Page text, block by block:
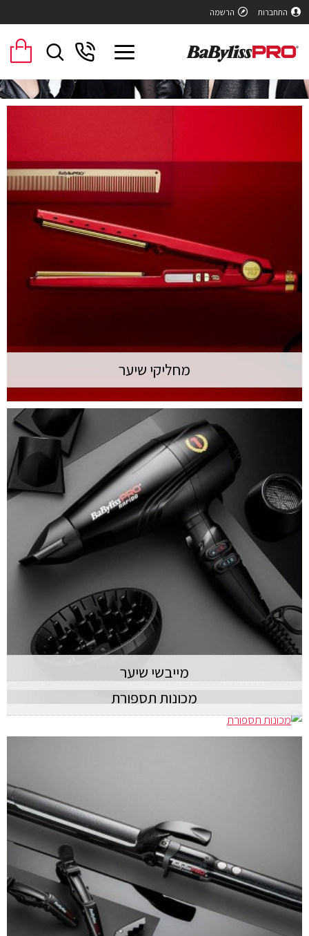
BaByliss
PRO
מכשור
מקצועי
התחברות הרשמה
מחליקי שיער
מייבשי שיער
מכונות תספורת